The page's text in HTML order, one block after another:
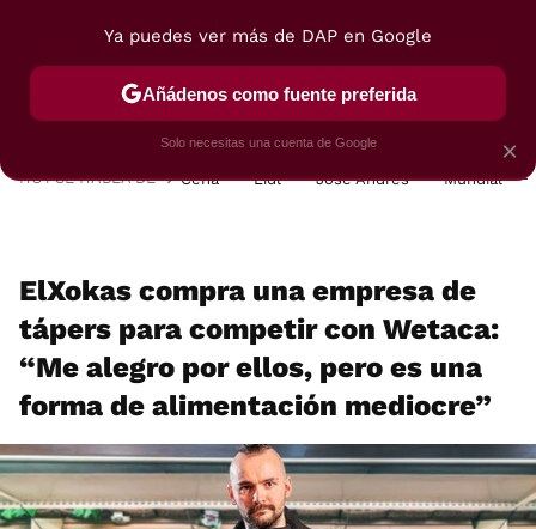
POSTRES VIAJES SELECCIÓN VEGUI
HOY SE HABLA DE Cena Lidl José Andrés Mundial
ElXokas compra una empresa de
tápers para competir con Wetaca:
“Me alegro por ellos, pero es una
forma de alimentación mediocre”
×
Ya puedes ver más de DAP en Google
Añádenos como fuente preferida
Solo necesitas una cuenta de Google